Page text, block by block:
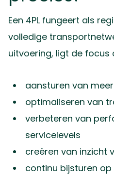
Een 4PL fungeert als
volledige
uitvoering, ligt de focus
aansturen van
optimaliseren van
verbeteren van
servicelevels
creëren van inzicht
continu bijsturen op